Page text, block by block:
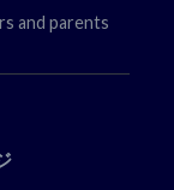
and parents